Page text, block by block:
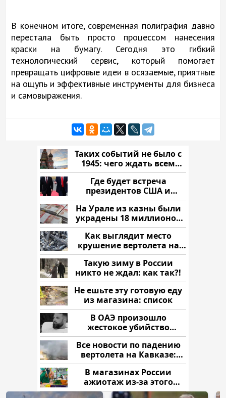
В конечном итоге, современная полиграфия давно
перестала быть просто процессом нанесения
краски на бумагу. Сегодня это гибкий
технологический сервис, который помогает
превращать цифровые идеи в осязаемые, приятные
на ощупь и эффективные инструменты для бизнеса
и самовыражения.
Таких событий не было с
1945: чего ждать всем
нам?
Где будет встреча
президентов США и
России: Европа?
На Урале из казны были
украдены 18 миллионов
рублей
Как выглядит место
крушение вертолета на
Кавказе: смотреть
Такую зиму в России
никто не ждал: как так?!
Не ешьте эту готовую еду
из магазина: список
В ОАЭ произошло
жестокое убийство
криптомиллионера
Все новости по падению
вертолета на Кавказе:
читать здесь
В магазинах России
ажиотаж из-за этого
продукта: что купить?